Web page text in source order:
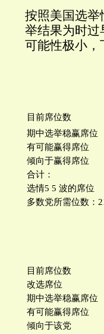
按照美国选举
举结果为时过
可能性极小，
目前席位数
期中选举稳赢席位
有可能赢得席位
倾向于赢得席位
合计：
选情5 5 波的席位
多数党所需位数：
目前席位数
改选席位
期中选举稳赢席位
有可能赢得席位
倾向于该党